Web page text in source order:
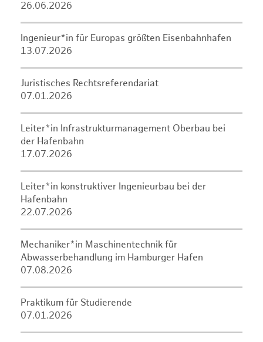
26.06.2026
Ingenieur*in für Europas größten Eisenbahnhafen
13.07.2026
Juristisches Rechtsreferendariat
07.01.2026
Leiter*in Infrastrukturmanagement Oberbau bei
der Hafenbahn
17.07.2026
Leiter*in konstruktiver Ingenieurbau bei der
Hafenbahn
22.07.2026
Mechaniker*in Maschinentechnik für
Abwasserbehandlung im Hamburger Hafen
07.08.2026
Praktikum für Studierende
07.01.2026